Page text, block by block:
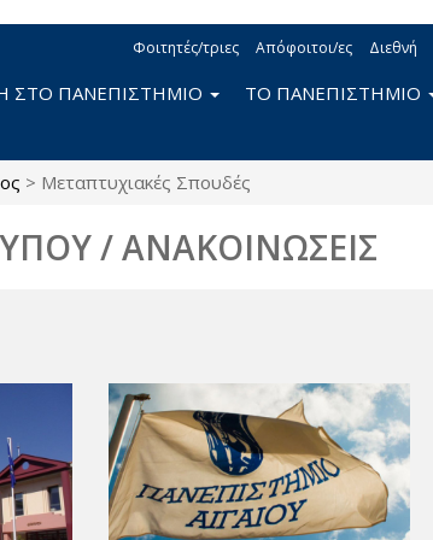
Φοιτητές/τριες Απόφοιτοι/ες Διεθνή
ΣΤΟ ΠΑΝΕΠΙΣΤΗΜΙΟ ΤΟ ΠΑΝΕΠΙΣΤΗΜΙΟ
> Μεταπτυχιακές Σπουδές
/ ΑΝΑΚΟΙΝΩΣΕΙΣ